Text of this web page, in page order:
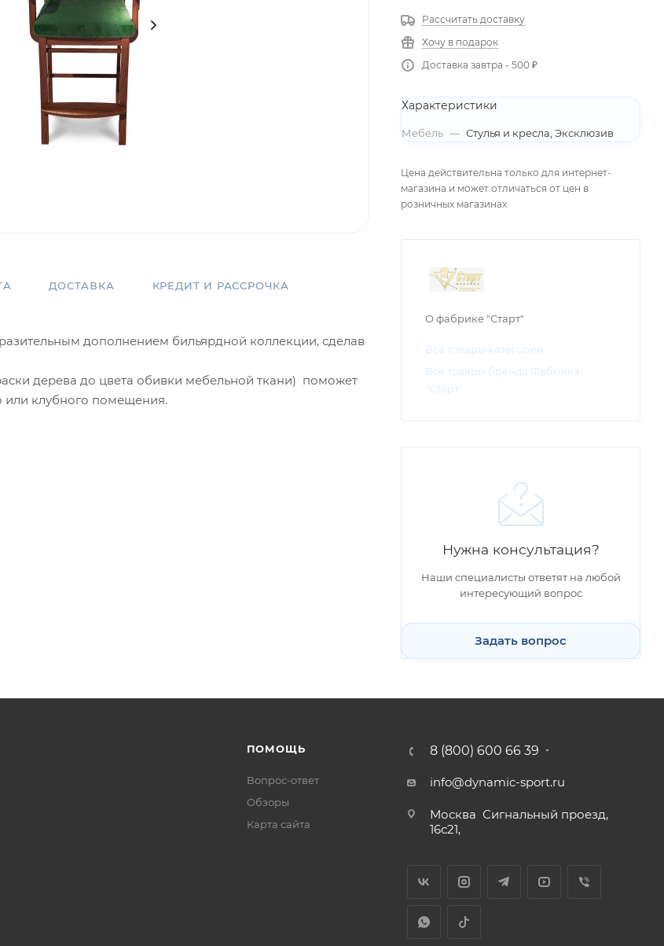
ДОСТАВКА КРЕДИТ И РАССРОЧКА
дополнением бильярдной коллекции, сделав
дерева до цвета обивки мебельной ткани) поможет
или клубного помещения.
Рассчитать доставку
Хочу в подарок
Доставка завтра - 500 ₽
Характеристики
Мебель — Стулья и кресла, Эксклюзив
Цена действительна только для интернет-
магазина и может отличаться от цен в
розничных магазинах
О фабрике "Старт"
Все товары категории
Все товары бренда Фабрика
"Старт"
Нужна консультация?
Наши специалисты ответят на любой
интересующий вопрос
Задать вопрос
ПОМОЩЬ
Вопрос-ответ
Обзоры
Карта сайта
8 (800) 600 66 39
info@dynamic-sport.ru
Москва Сигнальный проезд,
16с21,